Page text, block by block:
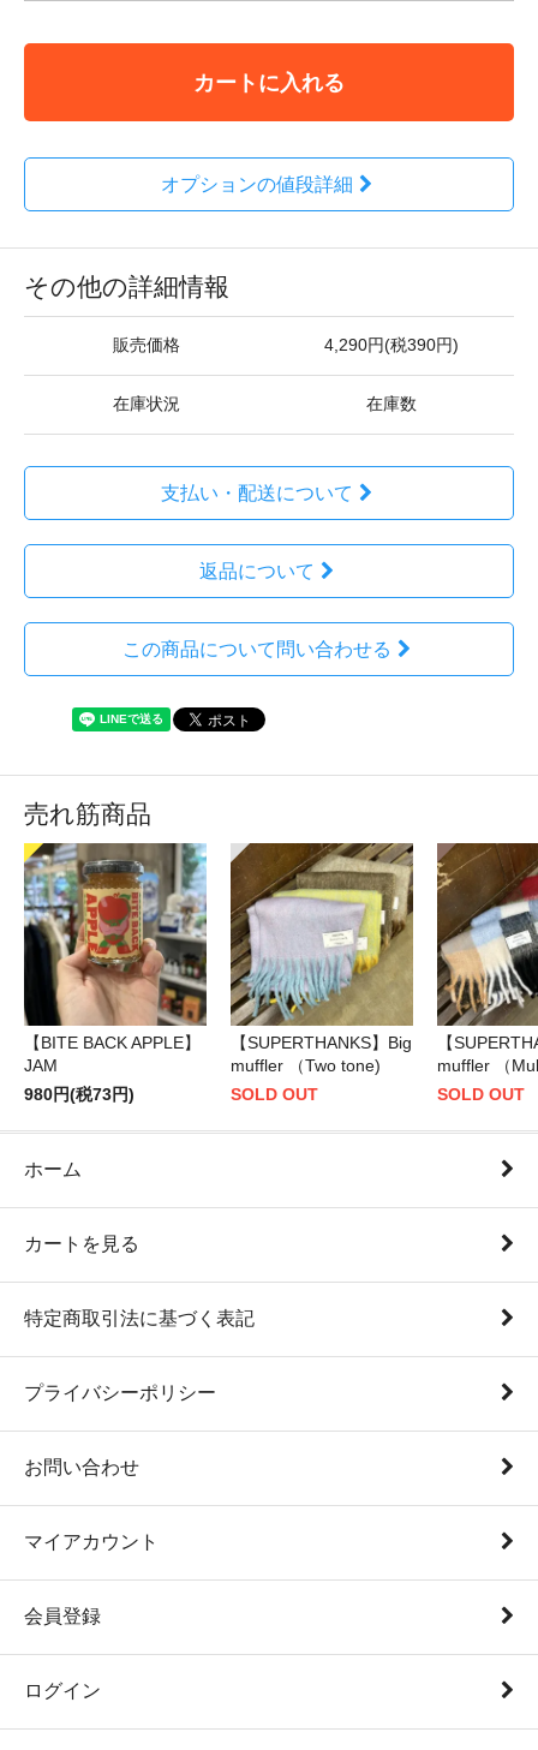
カートに入れる
オプションの値段詳細
その他の詳細情報
販売価格 4,290円(税390円)
在庫状況 在庫数
支払い・配送について
返品について
この商品について問い合わせる
売れ筋商品
【BITE BACK APPLE】
JAM
980円(税73円)
【SUPERTHANKS】Big
muffler （Two tone)
SOLD OUT
【
muffler （
SOLD OUT
ホーム
カートを見る
特定商取引法に基づく表記
プライバシーポリシー
お問い合わせ
マイアカウント
会員登録
ログイン